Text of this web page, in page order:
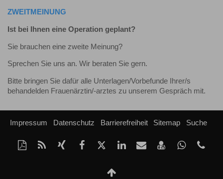
ZWEITMEINUNG
Ist bei Ihnen eine Operation geplant?
Sie brauchen eine zweite Meinung?
Sprechen Sie uns an. Wir beraten Sie gern.
Bitte bringen Sie dafür alle Unterlagen/Vorbefunde Ihrer/s
behandelden Frauenärztin/-arztes zu unserem Gespräch mit.
Impressum Datenschutz Barrierefreiheit Sitemap Suche
Diese
Seite
RSS-
Feed
Auf
Xing
Auf
Facebook
Auf
Twitter
LinkedIn
Per
Mail
vCard
speichern
Auf
Whatsapp